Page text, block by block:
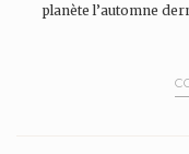
planète l’automne